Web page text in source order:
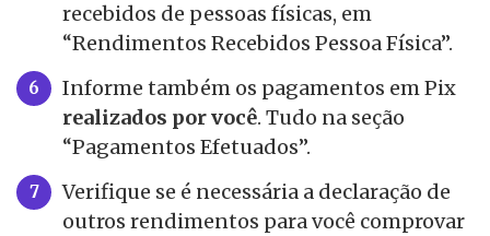
recebidos de pessoas físicas, em
“Rendimentos Recebidos Pessoa Física”.
Informe também os pagamentos em Pix
realizados por você. Tudo na seção
“Pagamentos Efetuados”.
Verifique se é necessária a declaração de
outros rendimentos para você comprovar